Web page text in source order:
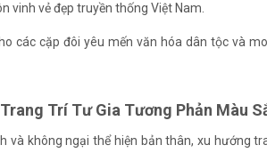
vinh vẻ đẹp truyền thống Việt Nam.
các cặp đôi yêu mến văn hóa dân tộc và
Trí Tư Gia Tương Phản Màu
và không ngại thể hiện bản thân, xu hướng